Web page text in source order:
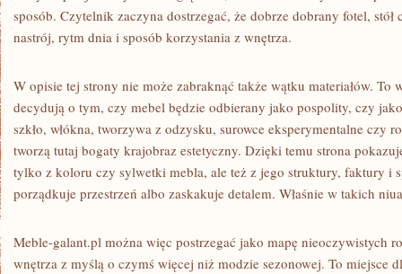
sposób. Czytelnik zaczyna dostrzegać, że dobrze dobrany fotel,
nastrój, rytm dnia i sposób korzystania z wnętrza.
W opisie tej strony nie może zabraknąć także wątku materiałów. To
decydują o tym, czy mebel będzie odbierany jako pospolity, czy
szkło, włókna, tworzywa z odzysku, surowce eksperymentalne czy
tworzą tutaj bogaty krajobraz estetyczny. Dzięki temu strona
tylko z koloru czy sylwetki mebla, ale też z jego struktury, faktury i
porządkuje przestrzeń albo zaskakuje detalem. Właśnie w takich
Meble-galant.pl można więc postrzegać jako mapę nieoczywistych
wnętrza z myślą o czymś więcej niż modzie sezonowej. To miejsce